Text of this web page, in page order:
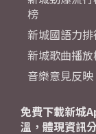
榜
新城國語力
新城歌曲播
音樂意見反映
免費下載新城
溫，體現資訊